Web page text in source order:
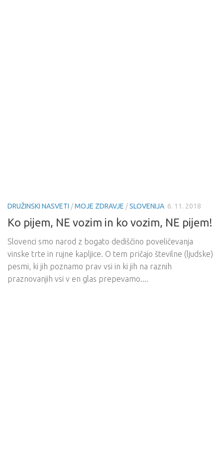
DRUŽINSKI NASVETI /MOJE ZDRAVJE /SLOVENIJA 6. 11. 2018
Ko pijem, NE vozim in ko vozim, NE pijem!
Slovenci smo narod z bogato dediščino poveličevanja
vinske trte in rujne kapljice. O tem pričajo številne (ljudske)
pesmi, ki jih poznamo prav vsi in ki jih na raznih
praznovanjih vsi v en glas prepevamo....